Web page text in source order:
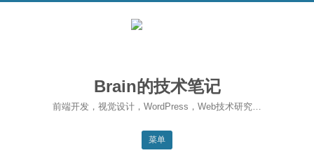
Brain的技术笔记
前端开发，视觉设计，WordPress，Web技术研究…
菜单